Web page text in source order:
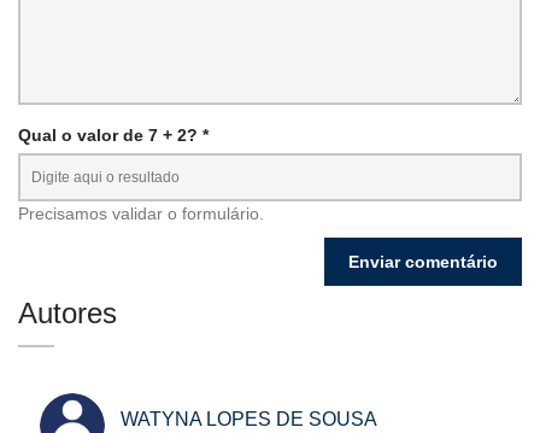
Qual o valor de 7 + 2? *
Precisamos validar o formulário.
Autores
WATYNA LOPES DE SOUSA